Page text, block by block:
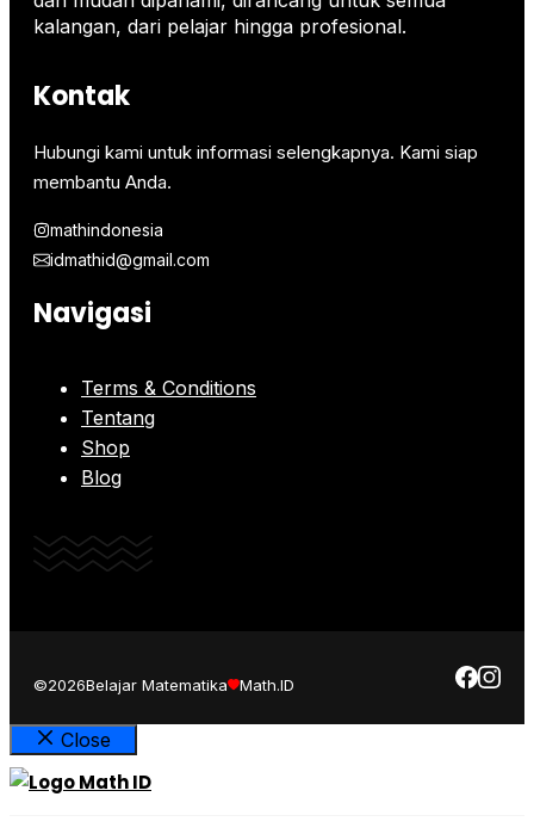
kalangan, dari pelajar hingga profesional.
Kontak
Hubungi kami untuk informasi selengkapnya. Kami siap
membantu Anda.
mathindonesia
idmathid@gmail.com
Navigasi
Terms & Conditions
Tentang
Shop
Blog
©2026Belajar Matematika Math.ID
Close